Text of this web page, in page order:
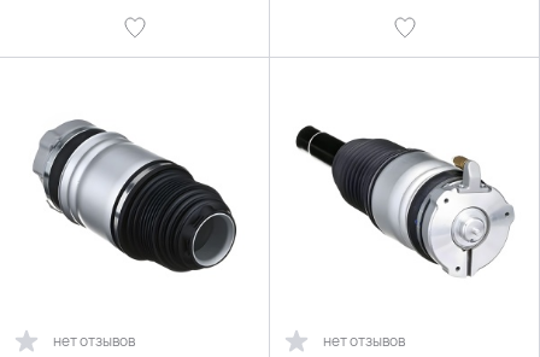
нет отзывов нет отзывов